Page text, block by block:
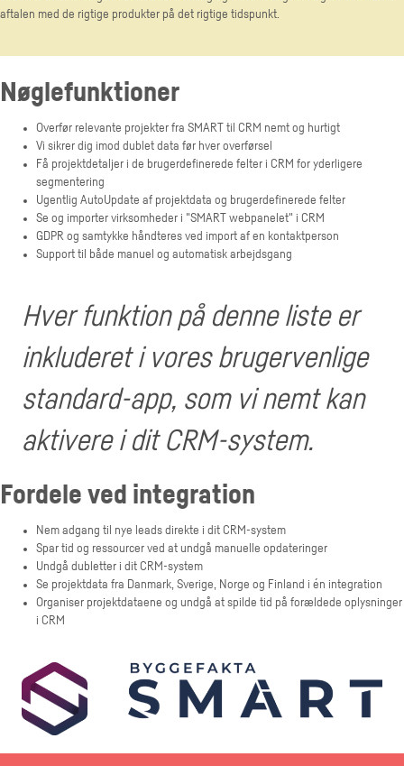
aftalen med de rigtige produkter på det rigtige tidspunkt.
Nøglefunktioner
Overfør relevante projekter fra SMART til CRM nemt og hurtigt
Vi sikrer dig imod dublet data før hver overførsel
Få projektdetaljer i de brugerdefinerede felter i CRM for yderligere
segmentering
Ugentlig AutoUpdate af projektdata og brugerdefinerede felter
Se og importer virksomheder i "SMART webpanelet" i CRM
GDPR og samtykke håndteres ved import af en kontaktperson
Support til både manuel og automatisk arbejdsgang
Hver funktion på denne liste er
inkluderet i vores brugervenlige
standard-app, som vi nemt kan
aktivere i dit CRM-system.
Fordele ved integration
Nem adgang til nye leads direkte i dit CRM-system
Spar tid og ressourcer ved at undgå manuelle opdateringer
Undgå dubletter i dit CRM-system
Se projektdata fra Danmark, Sverige, Norge og Finland i én integration
Organiser projektdataene og undgå at spilde tid på forældede oplysninger
i CRM